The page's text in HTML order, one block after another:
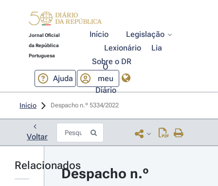
Jornal Oficial
da República
Portuguesa
Início
Legislação
Lexionário
Lia
Sobre o DR
Ajuda
O
meu
Diário
Início Despacho n.º 5334/2022
Voltar
Relacionados
Despacho n.º